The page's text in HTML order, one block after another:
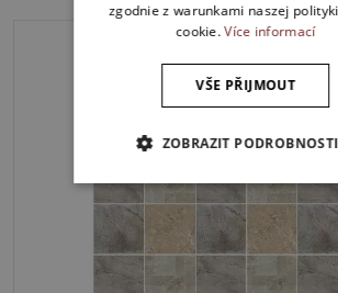
zgodnie z warunkami naszej
cookie.Více informací
VŠE PŘIJMOUT
ZOBRAZIT PODROBNOSTI